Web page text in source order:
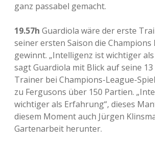
ganz passabel gemacht.
19.57h Guardiola wäre der erste
seiner ersten Saison die Champions
gewinnt. „Intelligenz ist wichtiger
sagt Guardiola mit Blick auf seine 13
Trainer bei Champions-League-
zu Fergusons über 150 Partien.
wichtiger als Erfahrung“, dieses
diesem Moment auch Jürgen
Gartenarbeit herunter.